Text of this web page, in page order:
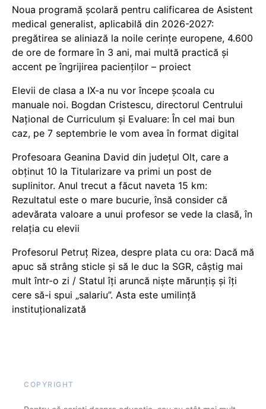
Noua programă școlară pentru calificarea de Asistent
medical generalist, aplicabilă din 2026-2027:
pregătirea se aliniază la noile cerințe europene, 4.600
de ore de formare în 3 ani, mai multă practică și
accent pe îngrijirea pacienților – proiect
Elevii de clasa a IX-a nu vor începe școala cu
manuale noi. Bogdan Cristescu, directorul Centrului
Național de Curriculum și Evaluare: În cel mai bun
caz, pe 7 septembrie le vom avea în format digital
Profesoara Geanina David din județul Olt, care a
obținut 10 la Titularizare va primi un post de
suplinitor. Anul trecut a făcut naveta 15 km:
Rezultatul este o mare bucurie, însă consider că
adevărata valoare a unui profesor se vede la clasă, în
relația cu elevii
Profesorul Petruț Rizea, despre plata cu ora: Dacă mă
apuc să strâng sticle și să le duc la SGR, câștig mai
mult într-o zi / Statul îți aruncă niște mărunțiș și îți
cere să-i spui „salariu”. Asta este umilință
instituționalizată
COPYRIGHT